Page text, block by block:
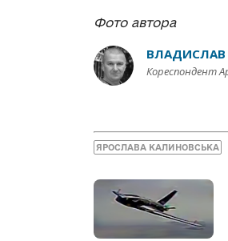
Фото автора
ВЛАДИСЛАВ
Кореспондент
ЯРОСЛАВА КАЛИНОВСЬКА